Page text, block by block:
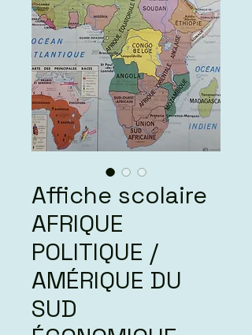
Affiche scolaire
AFRIQUE
POLITIQUE /
AMÉRIQUE DU
SUD